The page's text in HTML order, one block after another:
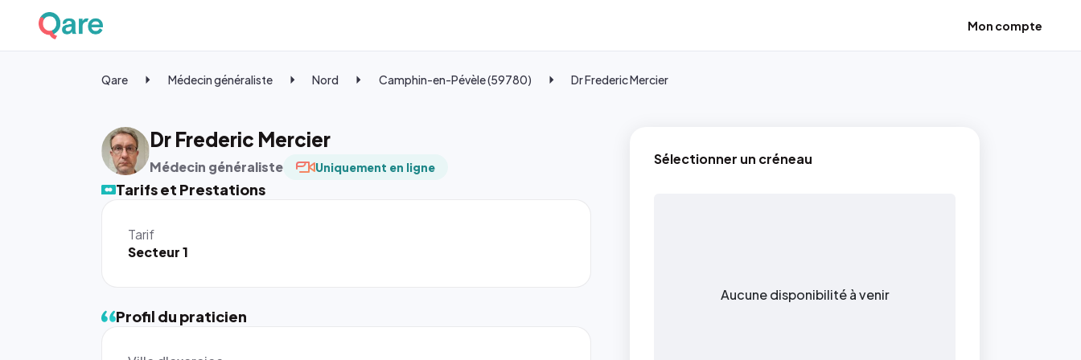
Mon compte
Qare Médecin généraliste Nord Camphin-en-Pévèle (59780) Dr Frederic Mercier
Dr Frederic Mercier
Médecin généraliste Uniquement en ligne
Tarifs et Prestations
Tarif
Secteur 1
Sélectionner un créneau
Aucune disponibilité à venir
Profil du praticien